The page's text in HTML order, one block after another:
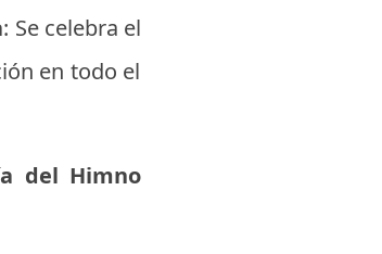
: Se celebra el
en todo el
del Himno